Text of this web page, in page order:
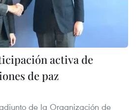
activa de
de paz
de la Organización de